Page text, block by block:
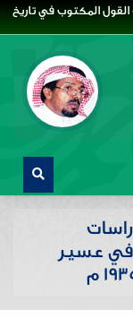
المكتوب في تاريخ
في عسير